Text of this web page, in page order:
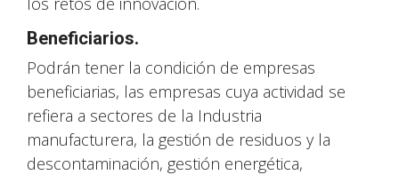
Beneficiarios.
Podrán tener la condición de empresas
beneficiarias, las empresas cuya actividad se
refiera a sectores de la Industria
manufacturera, la gestión de residuos y la
descontaminación, gestión energética,